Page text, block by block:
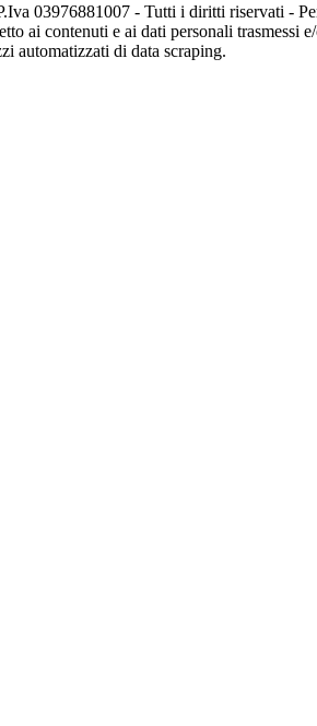
03976881007 - Tutti i diritti riservati -
ai contenuti e ai dati personali trasmessi
automatizzati di data scraping.